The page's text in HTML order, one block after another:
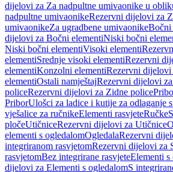
dijelovi za Za nadpultne umivaonike u
nadpultne umivaonikeRezervni dijelovi za
umivaonikeZa ugradbene umivaonikeBočni
dijelovi za Bočni elementiNiski bočni
Niski bočni elementiVisoki elementi
elementiSrednje visoki elementiRezervni
elementiKonzolni elementiRezervni
elementiOstali namještajRezervni dijelovi
policeRezervni dijelovi za Zidne police
PriborUlošci za ladice i kutije za odlaganje
vješalice za ručnikeElementi rasvjeteRučke
pločeUtičniceRezervni dijelovi za Utičnice
elementi s ogledalomOgledalaRezervni
integriranom rasvjetomRezervni dijelovi za
rasvjetomBez integrirane rasvjeteElementi s
dijelovi za Elementi s ogledalomS